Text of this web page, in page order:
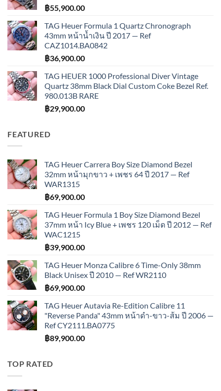
฿55,900.00
TAG Heuer Formula 1 Quartz Chronograph
43mm หน้าน้ำเงิน ปี 2017 — Ref
CAZ1014.BA0842
฿36,900.00
TAG HEUER 1000 Professional Diver Vintage
Quartz 38mm Black Dial Custom Coke Bezel Ref.
980.013B RARE
฿29,900.00
FEATURED
TAG Heuer Carrera Boy Size Diamond Bezel
32mm หน้ามุกขาว + เพชร 64 ปี 2017 — Ref
WAR1315
฿69,900.00
TAG Heuer Formula 1 Boy Size Diamond Bezel
37mm หน้า Icy Blue + เพชร 120 เม็ด ปี 2012 — Ref
WAC1215
฿39,900.00
TAG Heuer Monza Calibre 6 Time-Only 38mm
Black Unisex ปี 2010 — Ref WR2110
฿69,900.00
TAG Heuer Autavia Re-Edition Calibre 11
"Reverse Panda" 43mm หน้าดำ-ขาว-ส้ม ปี 2006 —
Ref CY2111.BA0775
฿89,900.00
TOP RATED